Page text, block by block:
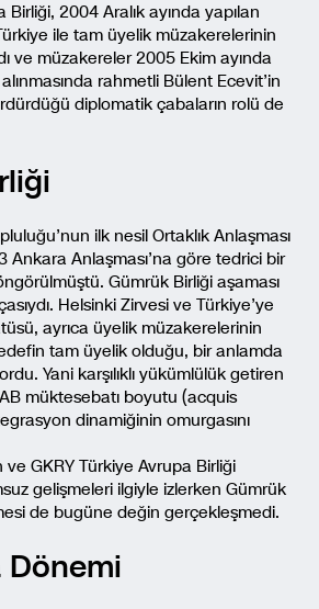
2004 Aralık ayında yapılan
ile tam üyelik müzakerelerinin
ve müzakereler 2005 Ekim ayında
rahmetli Bülent Ecevit’in
diplomatik çabaların rolü de
ilk nesil Ortaklık Anlaşması
Ankara Anlaşması’na göre tedrici bir
Gümrük Birliği aşaması
Helsinki Zirvesi ve Türkiye’ye
ayrıca üyelik müzakerelerinin
tam üyelik olduğu, bir anlamda
Yani karşılıklı yükümlülük getiren
müktesebatı boyutu (acquis
dinamiğinin omurgasını
GKRY Türkiye Avrupa Birliği
gelişmeleri ilgiyle izlerken Gümrük
de bugüne değin gerçekleşmedi.